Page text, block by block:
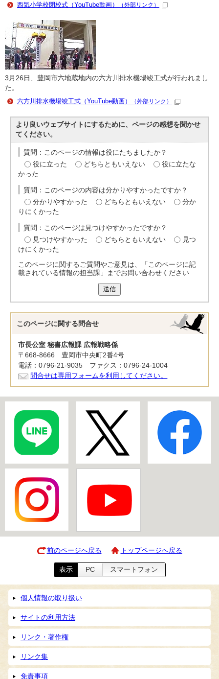
西気小学校閉校式（YouTube動画）
（外部リンク）
3月26日、豊岡市六地蔵地内の六方川排水機場竣工式が行われまし
た。
六方川排水機場竣工式（YouTube動画）
（外部リンク）
より良いウェブサイトにするために、ページの感想を聞かせ
てください。
質問：このページの情報は役にたちましたか？
役に立った
どちらともいえない
役に立たな
かった
質問：このページの内容は分かりやすかったですか？
分かりやすかった
どちらともいえない
分か
りにくかった
質問：このページは見つけやすかったですか？
見つけやすかった
どちらともいえない
見つ
けにくかった
このページに関するご質問やご意見は、「このページに記
載されている情報の担当課」までお問い合わせください
送信
このページに関する 問合せ
市長公室 秘書広報課 広報戦略係
〒668-8666 豊岡市中央町2番4号
電話：0796-21-9035 ファクス：0796-24-1004
問合せは専用フォームを利用してください。
前のページへ戻る トップページへ戻る
表示 PC スマートフォン
個人情報の取り扱い
サイトの利用方法
リンク・著作権
リンク集
免責事項